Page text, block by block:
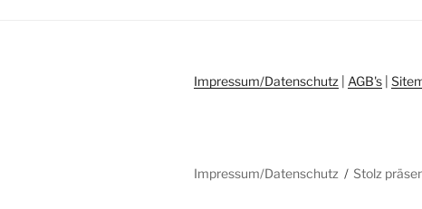
Impressum/Datenschutz AGB's
Impressum/Datenschutz Stolz